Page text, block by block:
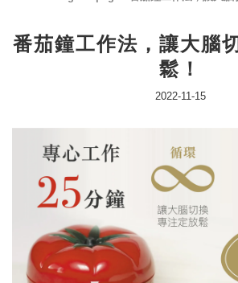
番茄鐘工作法，讓大腦
鬆！
2022-11-15